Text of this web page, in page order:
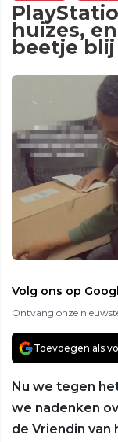
huizes,
beetje blij
Volg ons op
Ontvang onze
Toevoegen als
Nu we tegen
we nadenken
de Vriendin